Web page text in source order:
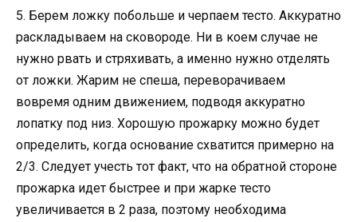
5. Берем ложку побольше и черпаем тесто. Аккуратно
раскладываем на сковороде. Ни в коем случае не
нужно рвать и стряхивать, а именно нужно отделять
от ложки. Жарим не спеша, переворачиваем
вовремя одним движением, подводя аккуратно
лопатку под низ. Хорошую прожарку можно будет
определить, когда основание схватится примерно на
2/3. Следует учесть тот факт, что на обратной стороне
прожарка идет быстрее и при жарке тесто
увеличивается в 2 раза, поэтому необходима